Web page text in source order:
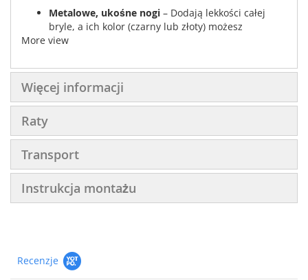
Metalowe, ukośne nogi – Dodają lekkości całej
bryle, a ich kolor (czarny lub złoty) możesz
dopasować do własnej aranżacji.
toaletki dostępne są wczerni,bielilubbeżu, co
umożliwia stworzenie spójnego wnętrza z
pozostałymi meblami z kolekcji ORO.
laminowanej (16 mm) z obrzeżem ABS 0,5 mm,
dzięki czemu mebel jest odporny na uszkodzenia i
łatwy w pielęgnacji.
Dlaczego warto wybrać toaletkę ORO T102?
Luksusowe detale i prosta forma pasują zarówno
do wnętrz w stylu glamour, jak i tych bardziej
nowoczesnych.
More view
Więcej informacji
Raty
Transport
Instrukcja montażu
Recenzje